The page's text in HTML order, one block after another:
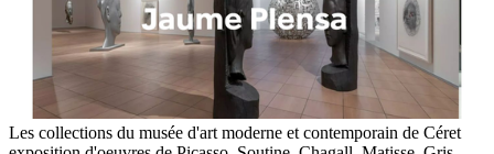
Les collections du musée d'art moderne et contemporain de Céret